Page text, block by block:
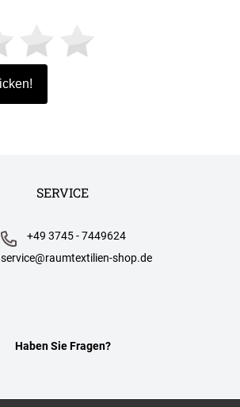
SERVICE
Haben Sie Fragen?
+49 3745 - 7449624
service@raumtextilien-shop.de